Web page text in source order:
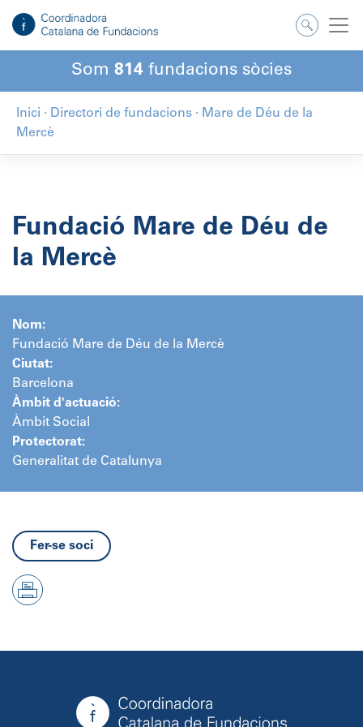
contingut
Som 814 fundacions sòcies
Inici · Directori de fundacions · Mare de Déu de la
Mercè
Fundació Mare de Déu de
la Mercè
Nom:
Fundació Mare de Déu de la Mercè
Ciutat:
Barcelona
Àmbit d'actuació:
Àmbit Social
Protectorat:
Generalitat de Catalunya
Fer-se soci